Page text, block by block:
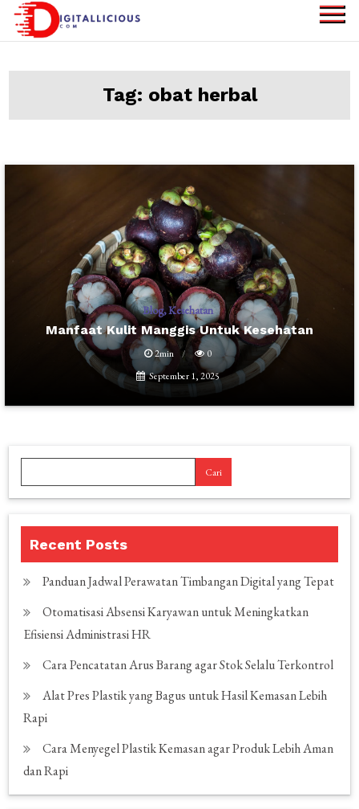
Skip
Information
Tag: obat herbal
Blog Kesehatan
Manfaat Kulit Manggis Untuk Kesehatan
2min
0
September 1, 2025
Cari
Recent Posts
Panduan Jadwal Perawatan Timbangan Digital yang Tepat
Otomatisasi Absensi Karyawan untuk Meningkatkan
Efisiensi Administrasi HR
Cara Pencatatan Arus Barang agar Stok Selalu Terkontrol
Alat Pres Plastik yang Bagus untuk Hasil Kemasan Lebih
Rapi
Cara Menyegel Plastik Kemasan agar Produk Lebih Aman
dan Rapi